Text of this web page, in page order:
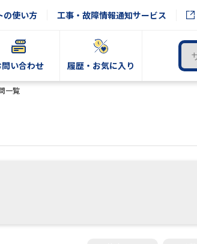
の使い方 工事・故障情報通知サービス
問い合わせ 履歴・お気に入り
一覧